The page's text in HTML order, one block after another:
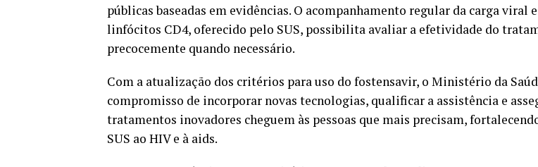
públicas baseadas em evidências. O acompanhamento regular da carga viral
linfócitos CD4, oferecido pelo SUS, possibilita avaliar a efetividade do
precocemente quando necessário.
Com a atualização dos critérios para uso do fostensavir, o Ministério da
compromisso de incorporar novas tecnologias, qualificar a assistência e
tratamentos inovadores cheguem às pessoas que mais precisam,
SUS ao HIV e à aids.